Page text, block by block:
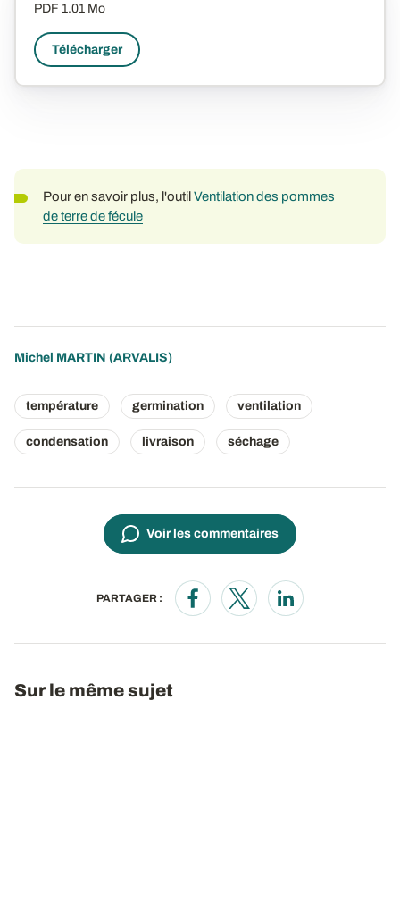
PDF 1.01 Mo
Télécharger
Pour en savoir plus, l'outil Ventilation des pommes
de terre de fécule
Michel MARTIN (ARVALIS)
température germination ventilation
condensation livraison séchage
Voir les commentaires
PARTAGER :
Opens in a new window
Opens in a new window
Opens in a new
Sur le même sujet